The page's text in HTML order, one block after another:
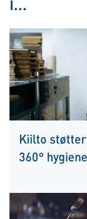
Kiilto
360°